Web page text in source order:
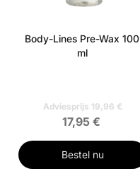
Body-Lines Pre-Wax 100
ml
Adviesprijs 19,96 €
17,95 €
Bestel nu